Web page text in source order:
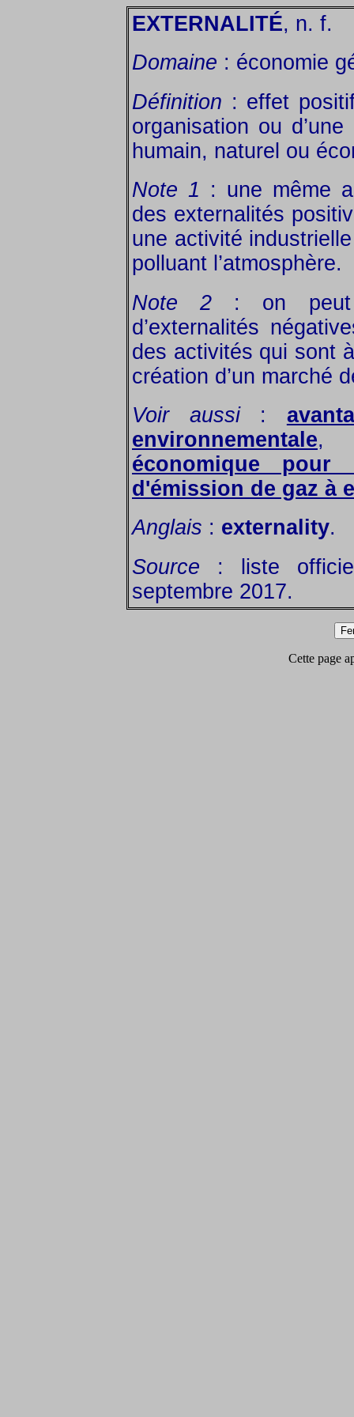
EXTERNALITÉ, n. f.
Domaine : économie
Définition : effet
organisation ou
humain, naturel ou
Note 1 : une même
des externalités
une activité
polluant l’atmosphère.
Note 2 : on peut
d’externalités
des activités qui sont
création d’un marché
Voir aussi:
environnementale
économique pour
d'émission de gaz à
Anglais : externality.
Source : liste
septembre 2017.
Cette page